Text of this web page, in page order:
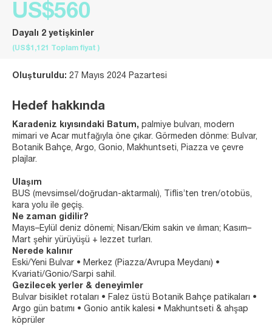
US$560
Dayalı 2 yetişkinler
(US$1,121 Toplam fiyat )
Oluşturuldu: 27 Mayıs 2024 Pazartesi
Hedef hakkında
Karadeniz kıyısındaki Batum, palmiye bulvarı, modern
mimari ve Acar mutfağıyla öne çıkar. Görmeden dönme: Bulvar,
Botanik Bahçe, Argo, Gonio, Makhuntseti, Piazza ve çevre
plajlar.
Ulaşım
BUS (mevsimsel/doğrudan‑aktarmalı), Tiflis’ten tren/otobüs,
kara yolu ile geçiş.
Ne zaman gidilir?
Mayıs–Eylül deniz dönemi; Nisan/Ekim sakin ve ılıman; Kasım–
Mart şehir yürüyüşü + lezzet turları.
Nerede kalınır
Eski/Yeni Bulvar • Merkez (Piazza/Avrupa Meydanı) •
Kvariati/Gonio/Sarpi sahil.
Gezilecek yerler & deneyimler
Bulvar bisiklet rotaları • Falez üstü Botanik Bahçe patikaları •
Argo gün batımı • Gonio antik kalesi • Makhuntseti & ahşap
köprüler